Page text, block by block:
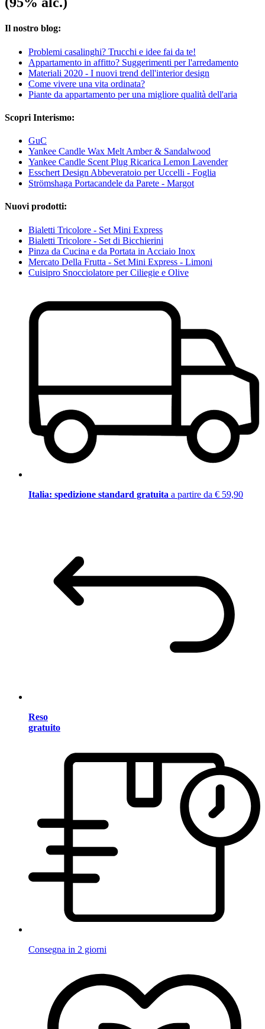
Il nostro blog:
Problemi casalinghi? Trucchi e idee fai da te!
Appartamento in affitto? Suggerimenti per l'arredamento
Materiali 2020 - I nuovi trend dell'interior design
Come vivere una vita ordinata?
Piante da appartamento per una migliore qualità dell'aria
Scopri Interismo:
GuC
Yankee Candle Wax Melt Amber & Sandalwood
Yankee Candle Scent Plug Ricarica Lemon Lavender
Esschert Design Abbeveratoio per Uccelli - Foglia
Strömshaga Portacandele da Parete - Margot
Nuovi prodotti:
Bialetti Tricolore - Set Mini Express
Bialetti Tricolore - Set di Bicchierini
Pinza da Cucina e da Portata in Acciaio Inox
Mercato Della Frutta - Set Mini Express - Limoni
Cuisipro Snocciolatore per Ciliegie e Olive
Italia: spedizione standard gratuita a partire da € 59,90
Reso
gratuito
Consegna in 2 giorni